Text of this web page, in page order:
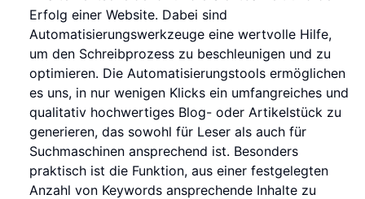
Erfolg einer Website. Dabei sind
Automatisierungswerkzeuge eine wertvolle Hilfe,
um den Schreibprozess zu beschleunigen und zu
optimieren. Die Automatisierungstools ermöglichen
es uns, in nur wenigen Klicks ein umfangreiches und
qualitativ hochwertiges Blog- oder Artikelstück zu
generieren, das sowohl für Leser als auch für
Suchmaschinen ansprechend ist. Besonders
praktisch ist die Funktion, aus einer festgelegten
Anzahl von Keywords ansprechende Inhalte zu